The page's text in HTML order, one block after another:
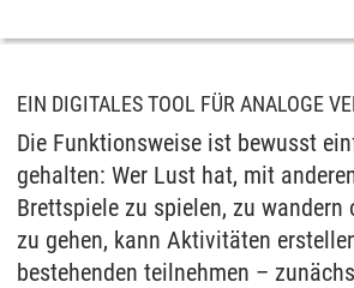
EIN DIGITALES TOOL FÜR ANALOGE
Die Funktionsweise ist bewusst
gehalten: Wer Lust hat, mit
Brettspiele zu spielen, zu wandern
zu gehen, kann Aktivitäten
bestehenden teilnehmen –